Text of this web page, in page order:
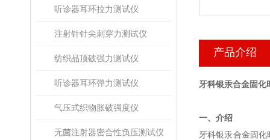
听诊器耳环拉力测试仪
注射针针尖刺穿力测试仪
纺织品顶破强力测试仪
听诊器耳环弹力测试仪
气压式织物胀破强度仪
无菌注射器密合性负压测试仪
产品介绍
牙科银汞合金固化
‌一、介绍
牙科银汞合金固